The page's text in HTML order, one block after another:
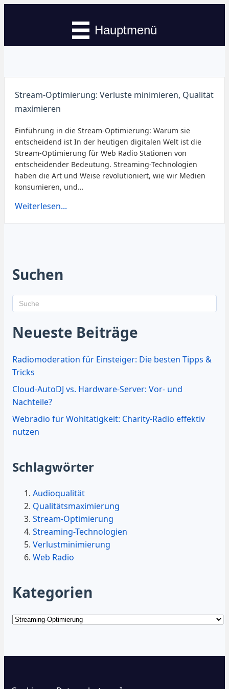
Hauptmenü
Stream-Optimierung: Verluste minimieren, Qualität
maximieren
Einführung in die Stream-Optimierung: Warum sie
entscheidend ist In der heutigen digitalen Welt ist die
Stream-Optimierung für Web Radio Stationen von
entscheidender Bedeutung. Streaming-Technologien
haben die Art und Weise revolutioniert, wie wir Medien
konsumieren, und…
Weiterlesen...
Suchen
Neueste Beiträge
Radiomoderation für Einsteiger: Die besten Tipps &
Tricks
Cloud-AutoDJ vs. Hardware-Server: Vor- und
Nachteile?
Webradio für Wohltätigkeit: Charity-Radio effektiv
nutzen
Schlagwörter
Audioqualität
Qualitätsmaximierung
Stream-Optimierung
Streaming-Technologien
Verlustminimierung
Web Radio
Kategorien
Kategorien